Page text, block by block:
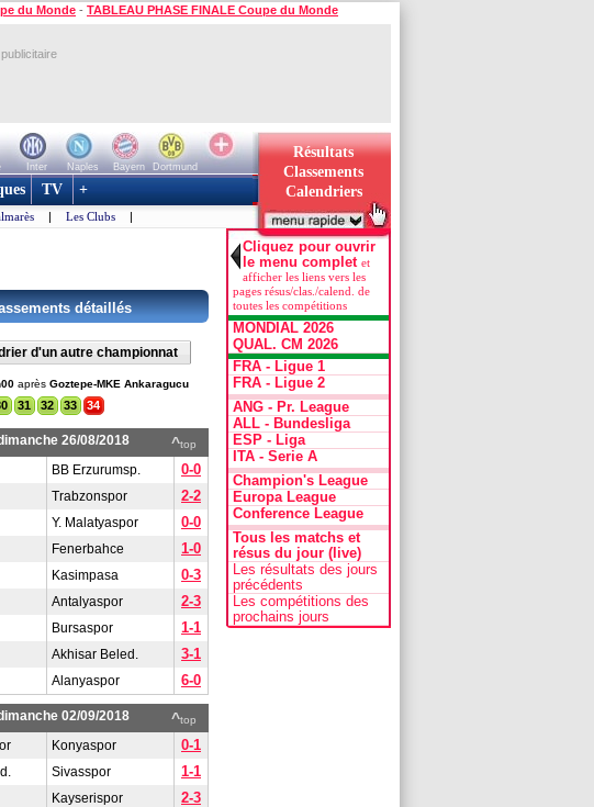
du Monde - TABLEAU PHASE FINALE Coupe du Monde
Inter Naples Bayern
Dortmund
Résultats
Classements
Calendriers
TV +
| Les Clubs |
détaillés
d'un autre championnat
après Goztepe-MKE Ankaragucu
31 32 33 34
^top
26/08/2018
BB Erzurumsp. 0-0
Trabzonspor 2-2
Y. Malatyaspor 0-0
Fenerbahce 1-0
Kasimpasa 0-3
Antalyaspor 2-3
Bursaspor 1-1
Akhisar Beled. 3-1
Alanyaspor 6-0
^top
02/09/2018
Konyaspor 0-1
Sivasspor 1-1
Kayserispor 2-3
Cliquez pour ouvrir
le menu complet et
afficher les liens vers les
pages résus/clas./calend. de
toutes les compétitions
MONDIAL 2026
QUAL. CM 2026
FRA - Ligue 1
FRA - Ligue 2
ANG - Pr. League
ALL - Bundesliga
ESP - Liga
ITA - Serie A
Champion's League
Europa League
Conference League
Tous les matchs et
résus du jour (live)
Les résultats des jours
précédents
Les compétitions des
prochains jours